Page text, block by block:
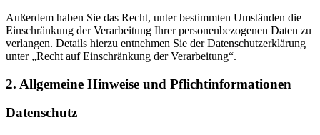
Außerdem haben Sie das Recht, unter bestimmten Umständen die
Einschränkung der Verarbeitung Ihrer personenbezogenen Daten zu
verlangen. Details hierzu entnehmen Sie der Datenschutzerklärung
unter „Recht auf Einschränkung der Verarbeitung“.
2. Allgemeine Hinweise und Pflichtinformationen
Datenschutz